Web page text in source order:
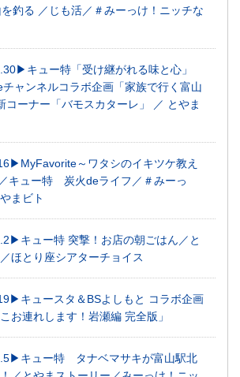
釣る ／じも活／＃みーっけ！ニッチな
キュー特「受け継がれる味と心」
チャンネルコラボ企画「家族で行く富山
コーナー「バモスカターレ」 ／ とやま
～ワタシのイキツケ教え
キュー特 炭火deライフ／＃みーっ
まビト
キュー特 突撃！お店の朝ごはん／と
ほとり座シアターチョイス
キュースタ＆BSよしもと コラボ企画
お連れします！岩瀬編 完全版」
キュー特 タナベマサキが富山駅北